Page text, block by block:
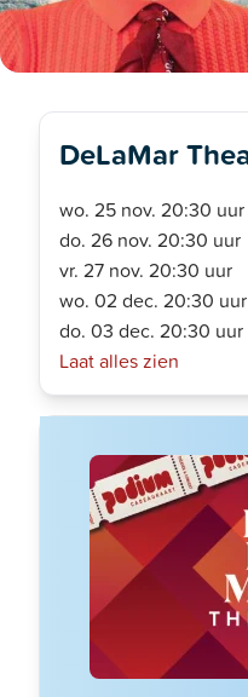
DeLaMar
wo. 25 nov. 20:30 uur
do. 26 nov. 20:30 uur
vr. 27 nov. 20:30 uur
wo. 02 dec. 20:30 uur
do. 03 dec. 20:30 uur
Laat alles zien